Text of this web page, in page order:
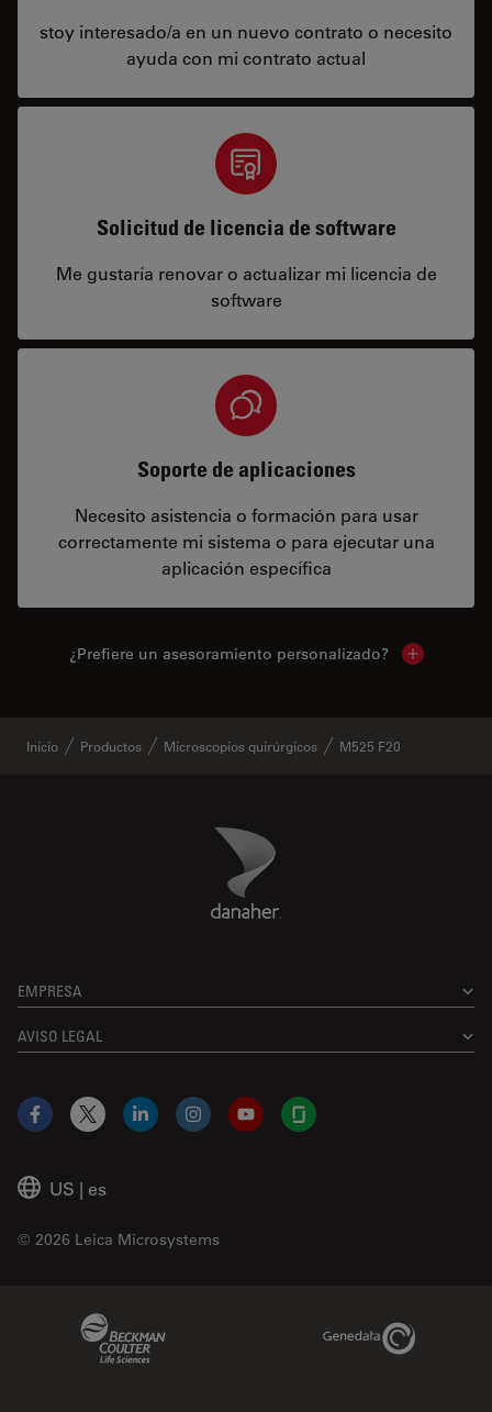
stoy interesado/a en un nuevo contrato o necesito
ayuda con mi contrato actual
Solicitud de licencia de software
Me gustaría renovar o actualizar mi licencia de
software
Soporte de aplicaciones
Necesito asistencia o formación para usar
correctamente mi sistema o para ejecutar una
aplicación específica
¿Prefiere un asesoramiento personalizado? Show local
Inicio Productos Microscopios quirúrgicos M525 F20
Danaher Logo
EMPRESA
AVISO LEGAL
US | es
© 2026 Leica Microsystems
Facebook
X LinkedInInstagramYouTubeGlassdoor
Genedata Link